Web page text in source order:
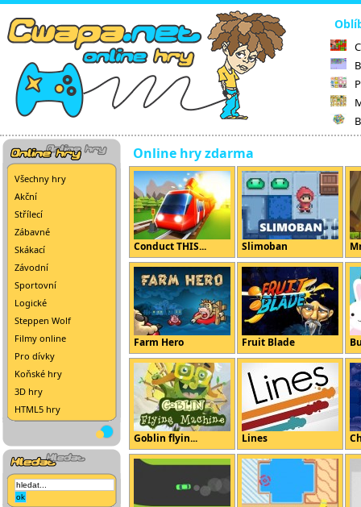
Všechny hry
Akční
Střílecí
Zábavné
Skákací
Závodní
Sportovní
Logické
Steppen Wolf
Filmy online
Pro dívky
Koňské hry
3D hry
HTML5 hry
Online hry zdarma
Conduct THIS... Slimoban
Farm Hero Fruit Blade
Goblin flyin... Lines